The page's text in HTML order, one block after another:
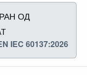
ОД
IEC 60137:2026